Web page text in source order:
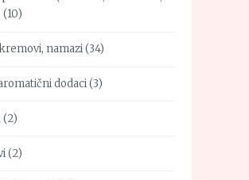
(10)
namazi(34)
dodaci(3)
(2)
(2)